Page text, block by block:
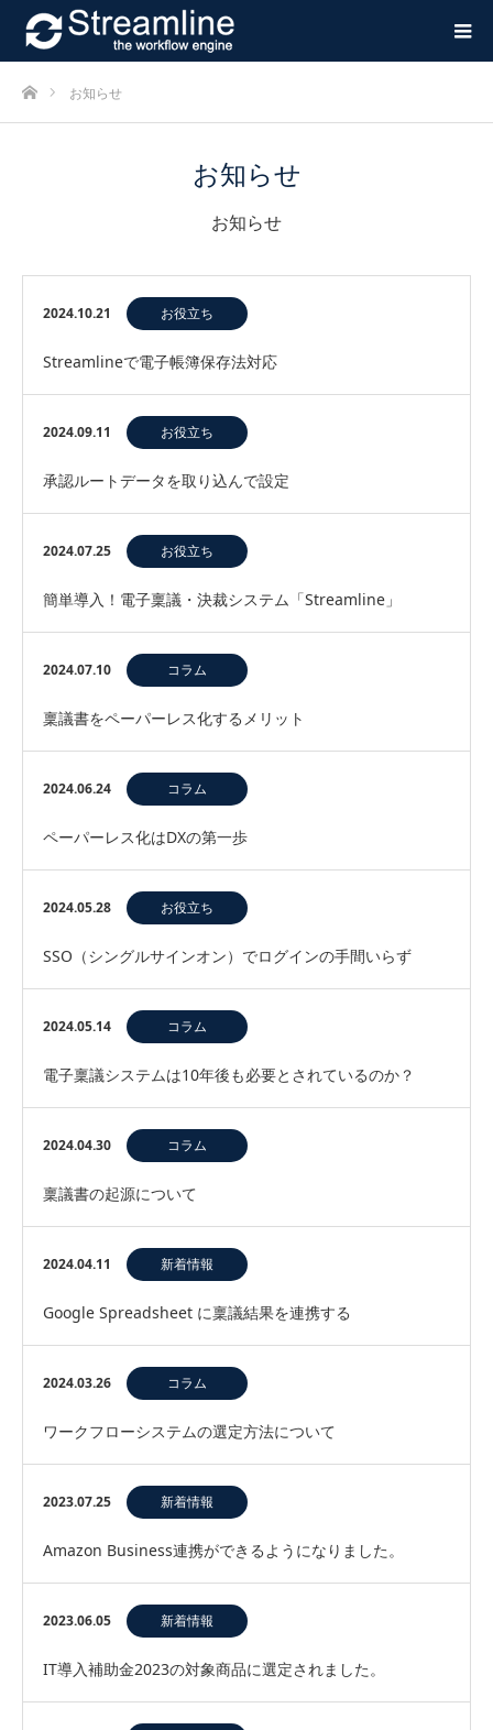
ホームお知らせ
お知らせ
お知らせ
2024.10.21 お役立ち
Streamlineで電子帳簿保存法対応
2024.09.11 お役立ち
承認ルートデータを取り込んで設定
2024.07.25 お役立ち
簡単導入！電子稟議・決裁システム「Streamline」
2024.07.10 コラム
稟議書をペーパーレス化するメリット
2024.06.24 コラム
ペーパーレス化はDXの第一歩
2024.05.28 お役立ち
SSO（シングルサインオン）でログインの手間いらず
2024.05.14 コラム
電子稟議システムは10年後も必要とされているのか？
2024.04.30 コラム
稟議書の起源について
2024.04.11 新着情報
Google Spreadsheet に稟議結果を連携する
2024.03.26 コラム
ワークフローシステムの選定方法について
2023.07.25 新着情報
Amazon Business連携ができるようになりました。
2023.06.05 新着情報
IT導入補助金2023の対象商品に選定されました。